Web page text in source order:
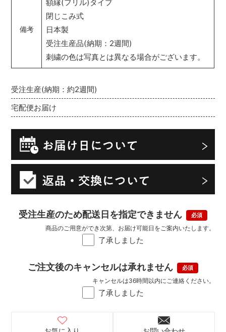
受注生産(納期：約2週間)
宅配便お届け
受注生産のため配送日を指定できません
了承しました
商品のご用意ができ次第、お届け可能日をご案内いたします。
ご注文後のキャンセルは承れません
了承しました
キャンセルは36時間以内にご連絡ください。
備考
額縁(フリル)タイプ
閉じこみ式
日本製
受注生産品(納期：2週間)
刺繍の色は写真とは異なる場合がございます。